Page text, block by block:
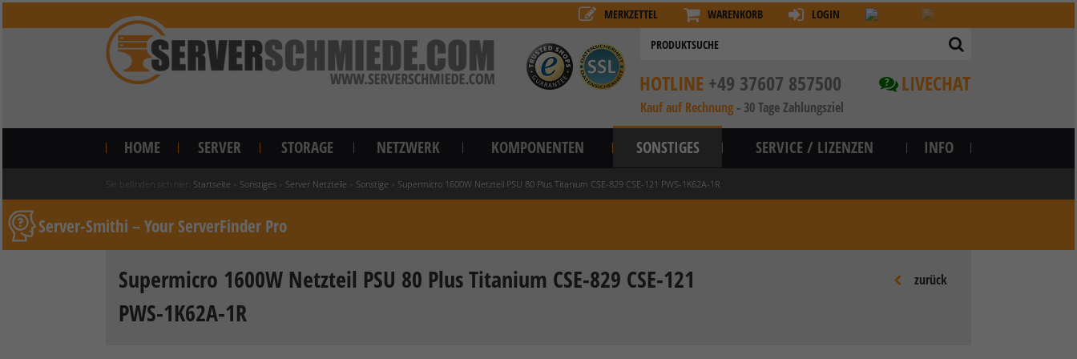
MERKZETTEL WARENKORB LOGIN
? LIVECHAT
HOTLINE +49 37607 857500
Kauf auf Rechnung - 30 Tage Zahlungsziel
HOME SERVER STORAGE NETZWERK KOMPONENTEN SONSTIGES SERVICE / LIZENZEN INFO
Sie befinden sich hier: Startseite Sonstiges Server Netzteile Sonstige Supermicro 1600W Netzteil PSU 80 Plus Titanium CSE-829 CSE-121 PWS-1K62A-1R
Server-Smithi – Your ServerFinder Pro
zurück
Supermicro 1600W Netzteil PSU 80 Plus Titanium CSE-829 CSE-121
PWS-1K62A-1R